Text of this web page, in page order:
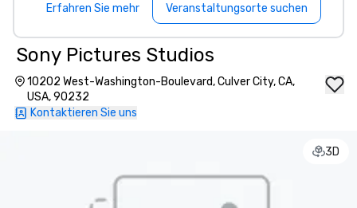
Erfahren Sie mehr Veranstaltungsorte suchen
Sony Pictures Studios
10202 West-Washington-Boulevard, Culver City, CA,
USA, 90232
Kontaktieren Sie uns
3D